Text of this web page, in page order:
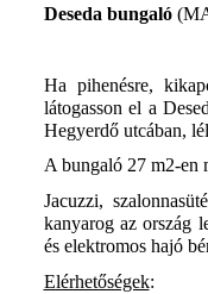
Deseda bungaló
Ha pihenésre,
látogasson el a
Hegyerdő utcában,
A bungaló 27 m2-en
Jacuzzi,
kanyarog az ország
és elektromos hajó
Elérhetőségek: